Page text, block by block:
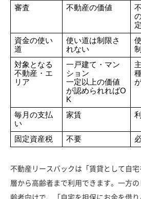
審査 不動産の価値
資金の使い
道
使い道は制限さ
れない
対象となる
不動産・エ
リア
一戸建て・マン
ション
一定以上の価値
が認められればO
K
毎月の支払
い
家賃
固定資産税 不要
不動産リースバックは「賃貸として自
層から高齢者まで利用できます。一方